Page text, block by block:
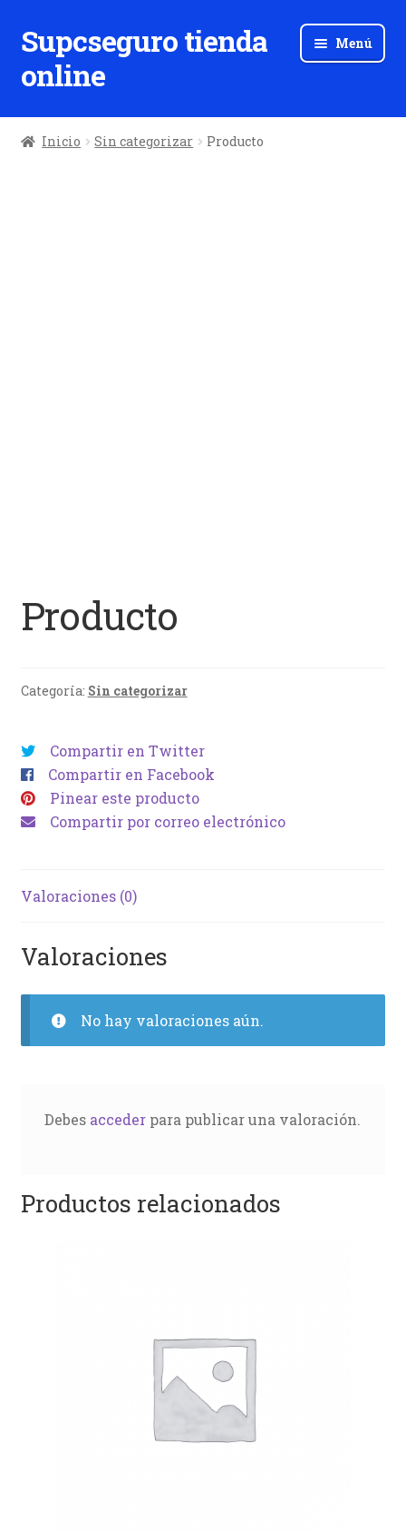
Ir
a
la
Ir
al
contenido
Supcseguro tienda
online
Menú
Inicio Sin categorizar Producto
Producto
Categoría: Sin categorizar
Compartir en Twitter
Compartir en Facebook
Pinear este producto
Compartir por correo electrónico
Valoraciones (0)
Valoraciones
No hay valoraciones aún.
Debes accederpara publicar una valoración.
Productos relacionados